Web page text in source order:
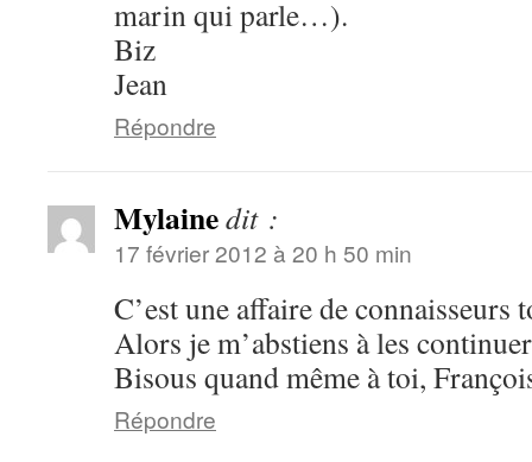
marin qui parle…).
Biz
Jean
Répondre
Mylainedit :
17 février 2012 à 20 h 50 min
C’est une affaire de connaisseurs
Alors je m’abstiens à les
Bisous quand même à toi,
Répondre